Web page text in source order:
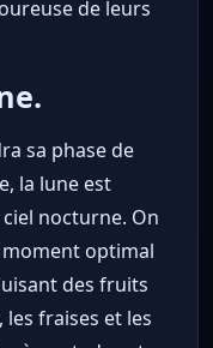
de leurs
sa phase de
la lune est
nocturne. On
moment optimal
des fruits
fraises et les